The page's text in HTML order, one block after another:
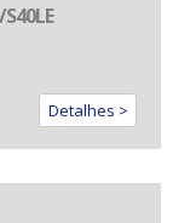
Detalhes >